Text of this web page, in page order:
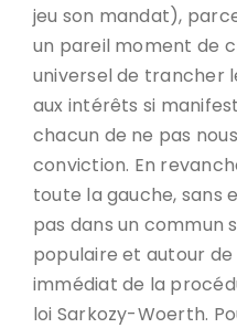
jeu son mandat),
un pareil moment de
universel de trancher
aux intérêts si
chacun de ne pas
conviction. En
toute la gauche, sans
pas dans un commun
populaire et autour de
immédiat de la
loi Sarkozy-Woerth.